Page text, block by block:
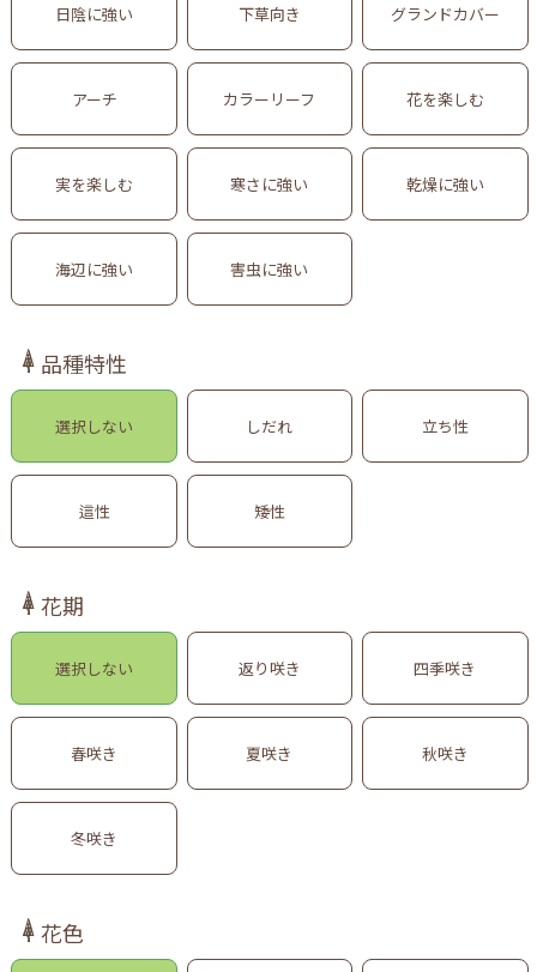
日陰に強い 下草向き グランドカバー
アーチ カラーリーフ 花を楽しむ
実を楽しむ 寒さに強い 乾燥に強い
海辺に強い 害虫に強い
品種特性
選択しない しだれ 立ち性
這性 矮性
花期
選択しない 返り咲き 四季咲き
春咲き 夏咲き 秋咲き
冬咲き
花色